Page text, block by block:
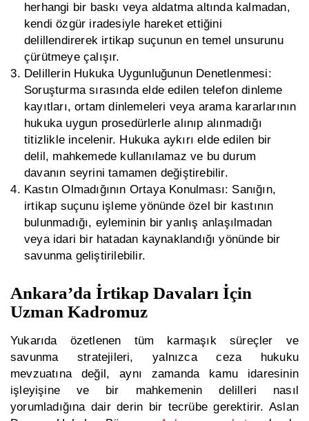
herhangi bir baskı veya aldatma altında kalmadan,
kendi özgür iradesiyle hareket ettiğini
delillendirerek irtikap suçunun en temel unsurunu
çürütmeye çalışır.
Delillerin Hukuka Uygunluğunun Denetlenmesi:
Soruşturma sırasında elde edilen telefon dinleme
kayıtları, ortam dinlemeleri veya arama kararlarının
hukuka uygun prosedürlerle alınıp alınmadığı
titizlikle incelenir. Hukuka aykırı elde edilen bir
delil, mahkemede kullanılamaz ve bu durum
davanın seyrini tamamen değiştirebilir.
Kastın Olmadığının Ortaya Konulması: Sanığın,
irtikap suçunu işleme yönünde özel bir kastının
bulunmadığı, eyleminin bir yanlış anlaşılmadan
veya idari bir hatadan kaynaklandığı yönünde bir
savunma geliştirilebilir.
Ankara’da İrtikap Davaları İçin
Uzman Kadromuz
Yukarıda özetlenen tüm karmaşık süreçler ve
savunma stratejileri, yalnızca ceza hukuku
mevzuatına değil, aynı zamanda kamu idaresinin
işleyişine ve bir mahkemenin delilleri nasıl
yorumladığına dair derin bir tecrübe gerektirir. Aslan